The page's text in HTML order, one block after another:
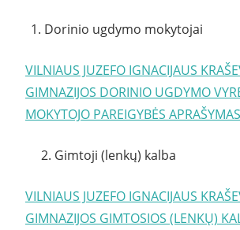
Dorinio ugdymo mokytojai
VILNIAUS JUZEFO IGNACIJAUS
GIMNAZIJOS DORINIO UGDYMO
MOKYTOJO PAREIGYBĖS APRAŠYMAS
2. Gimtoji (lenkų) kalba
VILNIAUS JUZEFO IGNACIJAUS
GIMNAZIJOS GIMTOSIOS (LENKŲ)